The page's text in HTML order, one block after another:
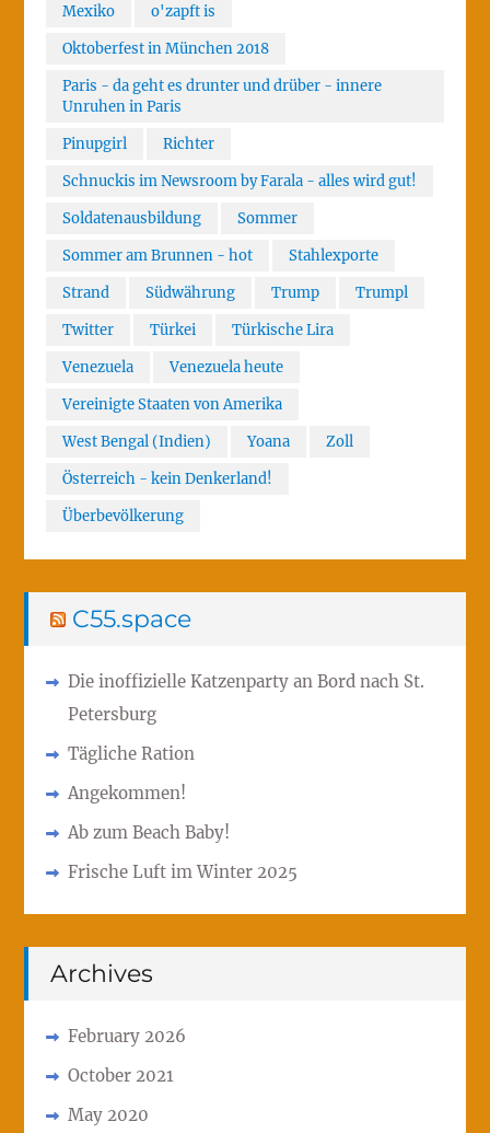
Mexiko
o'zapft is
Oktoberfest in München 2018
Paris - da geht es drunter und drüber - innere
Unruhen in Paris
Pinupgirl
Richter
Schnuckis im Newsroom by Farala - alles wird gut!
Soldatenausbildung
Sommer
Sommer am Brunnen - hot
Stahlexporte
Strand
Südwährung Trump
Trumpl
Twitter
Türkei
Türkische Lira
Venezuela
Venezuela heute
Vereinigte Staaten von Amerika
West Bengal (Indien)
Yoana
Zoll
Österreich - kein Denkerland!
Überbevölkerung
C55.space
Die inoffizielle Katzenparty an Bord nach St.
Petersburg
Tägliche Ration
Angekommen!
Ab zum Beach Baby!
Frische Luft im Winter 2025
Archives
February 2026
October 2021
May 2020